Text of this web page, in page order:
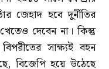
জেহাদ হবে দুর্নীতির
দেবেন না। কিন্তু
সাক্ষ্যই বহন
বিজেপি হয়ে উঠেছে